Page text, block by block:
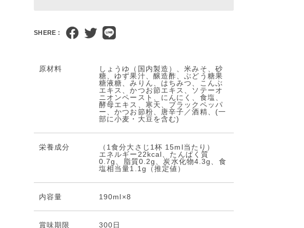
SHERE :
原材料
しょうゆ（国内製造）、米みそ、砂
糖、ゆず果汁、醸造酢、ぶどう糖果
糖液糖、みりん、はちみつ、こんぶ
エキス、かつお節エキス、ソテーオ
ニオンペースト、にんにく、食塩、
酵母エキス、寒天、ブラックペッパ
ー、かつお節粉、唐辛子／酒精、(一
部に小麦・大豆を含む)
栄養成分
（1食分大さじ1杯 15ml当たり）
エネルギー22kcal、たんぱく質
0.7g、脂質0.2g、炭水化物4.3g、食
塩相当量1.1g（推定値）
内容量 190ml×8
賞味期限 300日